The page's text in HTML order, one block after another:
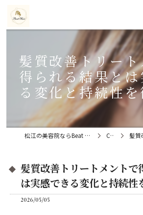
髪質改善トリー
得られる結果と
る変化と持続性
松江の美容院ならBeat Hair（ビートヘアー）髪質改善特化型サロン Column 髪質改善トリ
髪質改善トリートメントで
は実感できる変化と持続性
2026/05/05